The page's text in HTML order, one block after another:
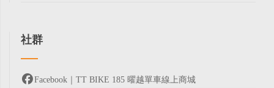
社群
Facebook｜TT BIKE 185 曜越單車線上商城